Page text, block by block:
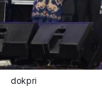
dokpri